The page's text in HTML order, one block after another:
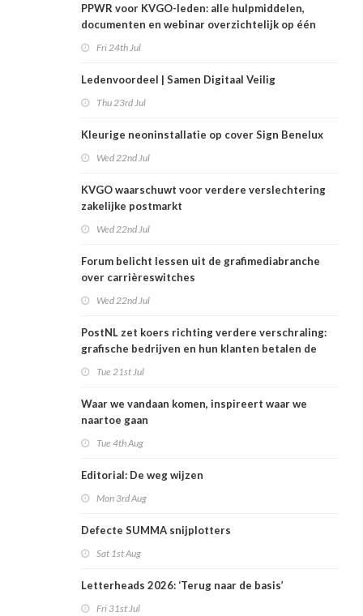
PPWR voor KVGO-leden: alle hulpmiddelen,
documenten en webinar overzichtelijk op één
Fri 24th Jul
Ledenvoordeel | Samen Digitaal Veilig
Thu 23rd Jul
Kleurige neoninstallatie op cover Sign Benelux
Wed 22nd Jul
KVGO waarschuwt voor verdere verslechtering
zakelijke postmarkt
Wed 22nd Jul
Forum belicht lessen uit de grafimediabranche
over carrièreswitches
Wed 22nd Jul
PostNL zet koers richting verdere verschraling:
grafische bedrijven en hun klanten betalen de
Tue 21st Jul
Waar we vandaan komen, inspireert waar we
naartoe gaan
Tue 4th Aug
Editorial: De weg wijzen
Mon 3rd Aug
Defecte SUMMA snijplotters
Sat 1st Aug
Letterheads 2026: ‘Terug naar de basis’
Fri 31st Jul